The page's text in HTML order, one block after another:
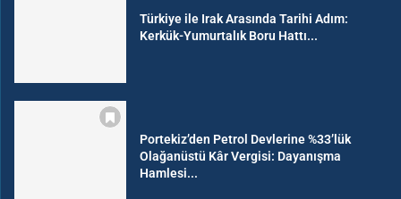
Türkiye ile Irak Arasında Tarihi Adım:
Kerkük-Yumurtalık Boru Hattı...
Portekiz’den Petrol Devlerine %33’lük
Olağanüstü Kâr Vergisi: Dayanışma
Hamlesi...